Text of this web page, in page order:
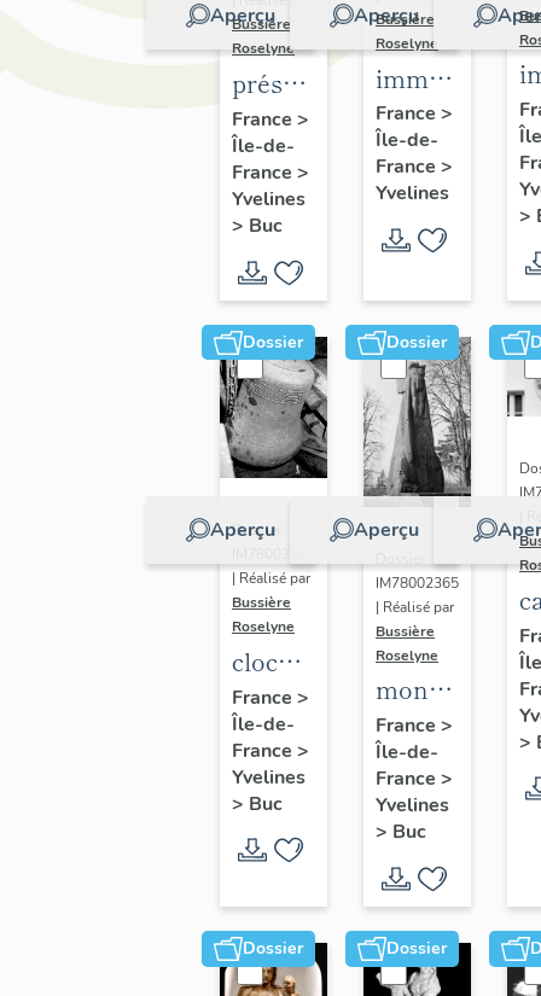
Aperçu
Bussière
Roselyne
présentation
de la
commune
de Buc
France >
Île-de-
France >
Yvelines
> Buc
Aperçu
Bussière
Roselyne
immeubles,
maisons,
fermes
France >
Île-de-
France >
Yvelines
>
Dossier
Aperçu
Dossier
| Réalisé par
Bussière
Roselyne
cloche
dite
Louise
Auguste
Adélaïde
France >
Île-de-
France >
Yvelines
> Buc
Dossier
Aperçu
IM78002365
| Réalisé par
Bussière
Roselyne
monument
funéraire
de
Jean
Casale
France >
Île-de-
France >
Yvelines
> Buc
>
Dossier Dossier